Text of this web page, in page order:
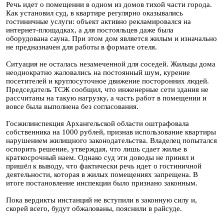
Речь идет о помещении в одном из домов тихой части города.
Как установил суд, в квартире регулярно оказывались
гостиничные услуги: объект активно рекламировался на
интернет-площадках, а для постояльцев даже была
оборудована сауна. При этом дом является жилым и изначально
не предназначен для работы в формате отеля.
Ситуация не осталась незамеченной для соседей. Жильцы дома
неоднократно жаловались на постоянный шум, курение
посетителей и круглосуточное движение посторонних людей.
Председатель ТСЖ сообщил, что инженерные сети здания не
рассчитаны на такую нагрузку, а часть работ в помещении и
вовсе была выполнена без согласования.
Госжилинспекция Архангельской области оштрафовала
собственника на 1000 рублей, признав использование квартиры
нарушением жилищного законодательства. Владелец попытался
оспорить решение, утверждая, что лишь сдает жилье в
краткосрочный наем. Однако суд эти доводы не принял и
пришёл к выводу, что фактически речь идет о гостиничной
деятельности, которая в жилых помещениях запрещена. В
итоге постановление инспекции было признано законным.
Пока вердикты инстанций не вступили в законную силу и,
скорей всего, будут обжалованы, пояснили в райсуде.